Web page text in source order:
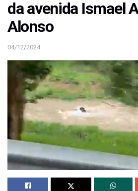
da avenida Ismael
Alonso
04/12/2024